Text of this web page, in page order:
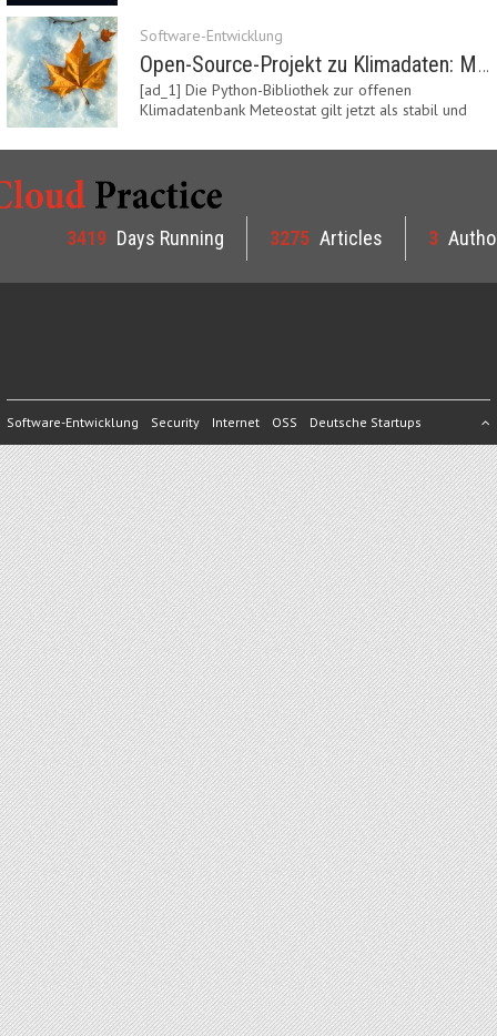
Software-Entwicklung
Open-Source-Projekt zu Klimadaten: Meteostat Python Library 1.0 erschienen
[ad_1] Die Python-Bibliothek zur offenen
Klimadatenbank Meteostat gilt jetzt als stabil und
3419 Days Running 3275 Articles 3
Software-Entwicklung Security Internet OSS Deutsche Startups